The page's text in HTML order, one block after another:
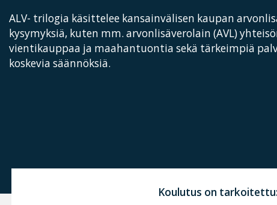
ALV- trilogia käsittelee kansainvälisen kaupan
kysymyksiä, kuten mm. arvonlisäverolain (AVL)
vientikauppaa ja maahantuontia sekä tärkeimpiä
koskevia säännöksiä.
Koulutus on tarkoitettu: